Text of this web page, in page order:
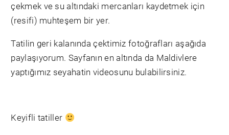
çekmek ve su altındaki mercanları kaydetmek için
(resifi) muhteşem bir yer.
Tatilin geri kalanında çektimiz fotoğrafları aşağıda
paylaşıyorum. Sayfanın en altında da Maldivlere
yaptığımız seyahatin videosunu bulabilirsiniz.
Keyifli tatiller